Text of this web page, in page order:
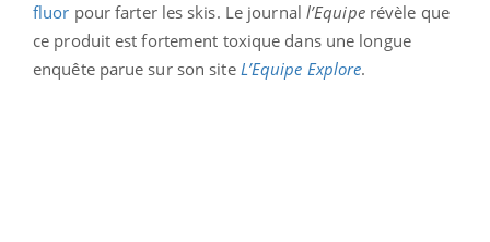
fluor pour farter les skis. Le journal l’Equiperévèle que
ce produit est fortement toxique dans une longue
enquête parue sur son site L’Equipe Explore.